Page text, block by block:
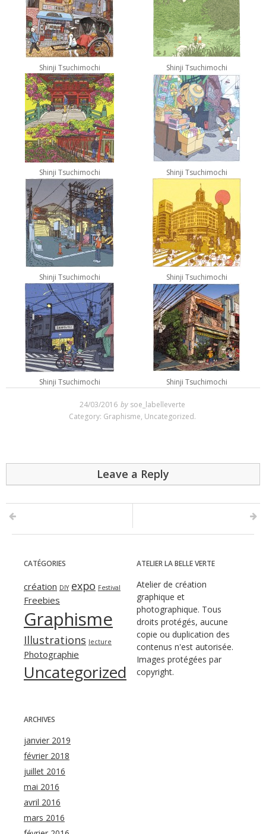
Shinji Tsuchimochi Shinji Tsuchimochi
Shinji Tsuchimochi Shinji Tsuchimochi
Shinji Tsuchimochi Shinji Tsuchimochi
Shinji Tsuchimochi Shinji Tsuchimochi
24/03/2016 by soe_labelleverte
Category: Graphisme, Uncategorized.
Leave a Reply
CATÉGORIES
création DIY expo Festival
Freebies
Graphisme
Illustrations lecture
Photographie
Uncategorized
ATELIER LA BELLE VERTE
Atelier de création
graphique et
photographique. Tous
droits protégés, aucune
copie ou duplication des
contenus n'est autorisée.
Images protégées par
copyright.
ARCHIVES
janvier 2019
février 2018
juillet 2016
mai 2016
avril 2016
mars 2016